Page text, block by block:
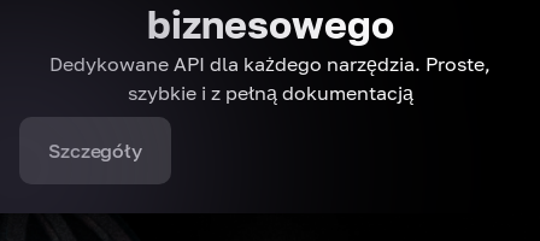
biznesowego
Dedykowane API dla każdego narzędzia. Proste,
szybkie i z pełną dokumentacją
Szczegóły